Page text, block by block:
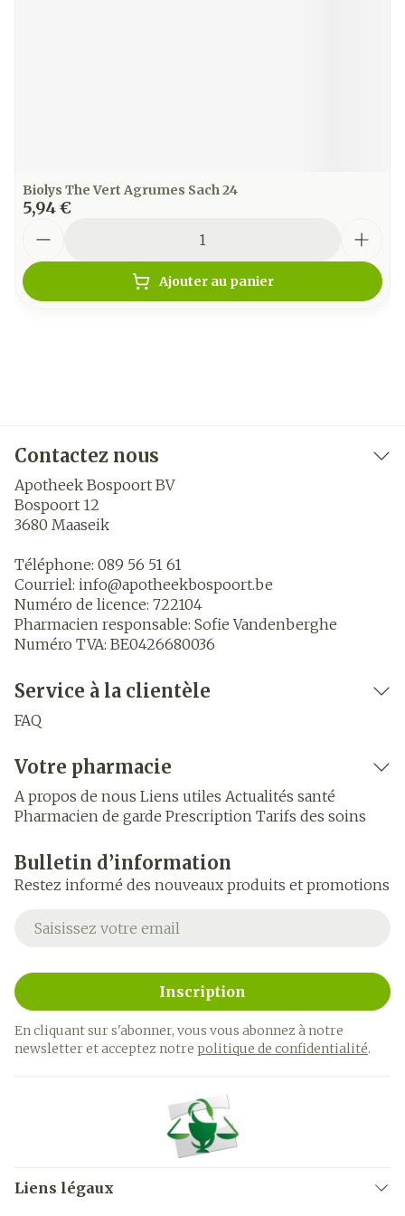
Biolys The Vert Agrumes Sach 24
5,94 €
Ajouter au panier
Contactez nous
Apotheek Bospoort BV
Bospoort 12
3680 Maaseik
Téléphone: 089 56 51 61
Courriel: info@apotheekbospoort.be
Numéro de licence: 722104
Pharmacien responsable: Sofie Vandenberghe
Numéro TVA: BE0426680036
Service à la clientèle
FAQ
Votre pharmacie
A propos de nous Liens utiles Actualités santé
Pharmacien de garde Prescription Tarifs des soins
Bulletin d’information
Restez informé des nouveaux produits et promotions
Adresse mail
Inscription
En cliquant sur s'abonner, vous vous abonnez à notre
newsletter et acceptez notre politique de confidentialité.
Liens légaux